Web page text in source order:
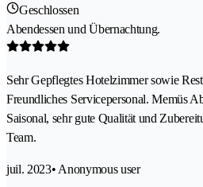
Geschlossen
Abendessen und Übernachtung.
Sehr Gepflegtes Hotelzimmer sowie
Freundliches Servicepersonal. Memüs
Saisonal, sehr gute Qualität und
Team.
juil. 2023• Anonymous user